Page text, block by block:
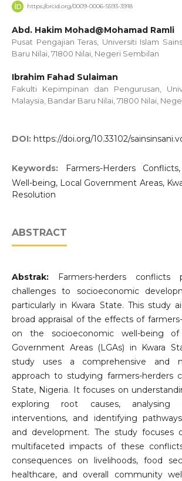
https://orcid.org/0009-0006-5593-3918
Abd. Hakim Mohad@Mohamad Ramli
Pusat Pengajian Teras, Universiti Islam
Baru Nilai, 71800 Nilai, Negeri Sembilan
Ibrahim Fahad Sulaiman
Fakulti Kepimpinan dan Pengurusan,
Malaysia, Bandar Baru Nilai, 71800 Nilai,
DOI: https://doi.org/10.33102/
Keywords:
Farmers-Herders
Well-being, Local Government Areas,
Resolution
ABSTRACT
Abstrak:Farmers-herders conflicts
challenges to socioeconomic
particularly in Kwara State. This study
broad appraisal of the effects of
on the socioeconomic well-being of
Government Areas (LGAs) in Kwara
study uses a comprehensive and
approach to studying farmers-herders
State, Nigeria. It focuses on
exploring root causes, analysing
interventions, and identifying
and development. The study focuses
multifaceted impacts of these
consequences on livelihoods, food
healthcare, and overall community